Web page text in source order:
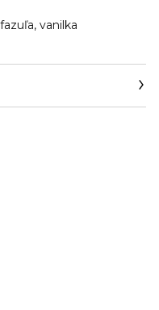
vanilka